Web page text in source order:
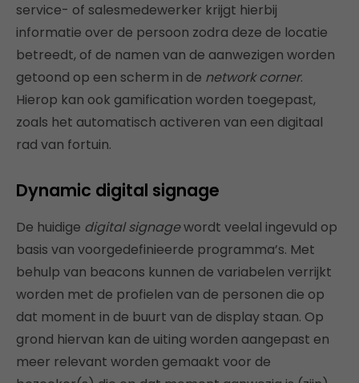
service- of salesmedewerker krijgt hierbij
informatie over de persoon zodra deze de locatie
betreedt, of de namen van de aanwezigen worden
getoond op een scherm in de network corner.
Hierop kan ook gamification worden toegepast,
zoals het automatisch activeren van een digitaal
rad van fortuin.
Dynamic digital signage
De huidige digital signagewordt veelal ingevuld op
basis van voorgedefinieerde programma’s. Met
behulp van beacons kunnen de variabelen verrijkt
worden met de profielen van de personen die op
dat moment in de buurt van de display staan. Op
grond hiervan kan de uiting worden aangepast en
meer relevant worden gemaakt voor de